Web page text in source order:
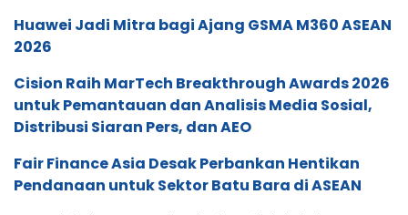
Huawei Jadi Mitra bagi Ajang GSMA M360 ASEAN
2026
Cision Raih MarTech Breakthrough Awards 2026
untuk Pemantauan dan Analisis Media Sosial,
Distribusi Siaran Pers, dan AEO
Fair Finance Asia Desak Perbankan Hentikan
Pendanaan untuk Sektor Batu Bara di ASEAN